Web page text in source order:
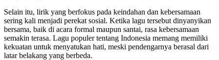
Selain itu, lirik yang berfokus pada keindahan dan kebersamaan
sering kali menjadi perekat sosial. Ketika lagu tersebut dinyanyikan
bersama, baik di acara formal maupun santai, rasa kebersamaan
semakin terasa. Lagu populer tentang Indonesia memang memiliki
kekuatan untuk menyatukan hati, meski pendengarnya berasal dari
latar belakang yang berbeda.